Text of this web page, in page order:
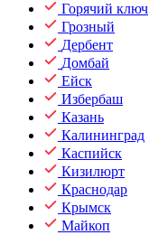
Горячий ключ
Грозный
Дербент
Домбай
Ейск
Избербаш
Казань
Калининград
Каспийск
Кизилюрт
Краснодар
Крымск
Майкоп